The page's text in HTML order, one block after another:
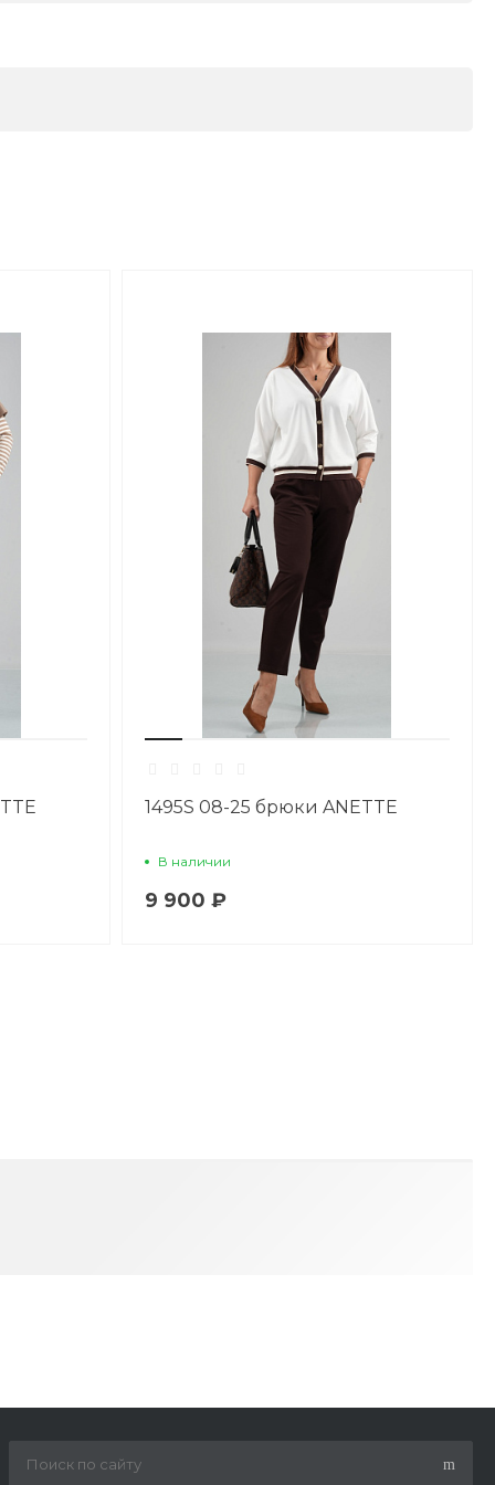
1495S 08-25 брюки ANETTE
В наличии
9 900 ₽